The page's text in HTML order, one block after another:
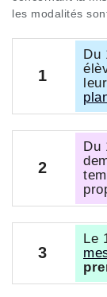
les modalités
1
Du
2
Du
3
Le